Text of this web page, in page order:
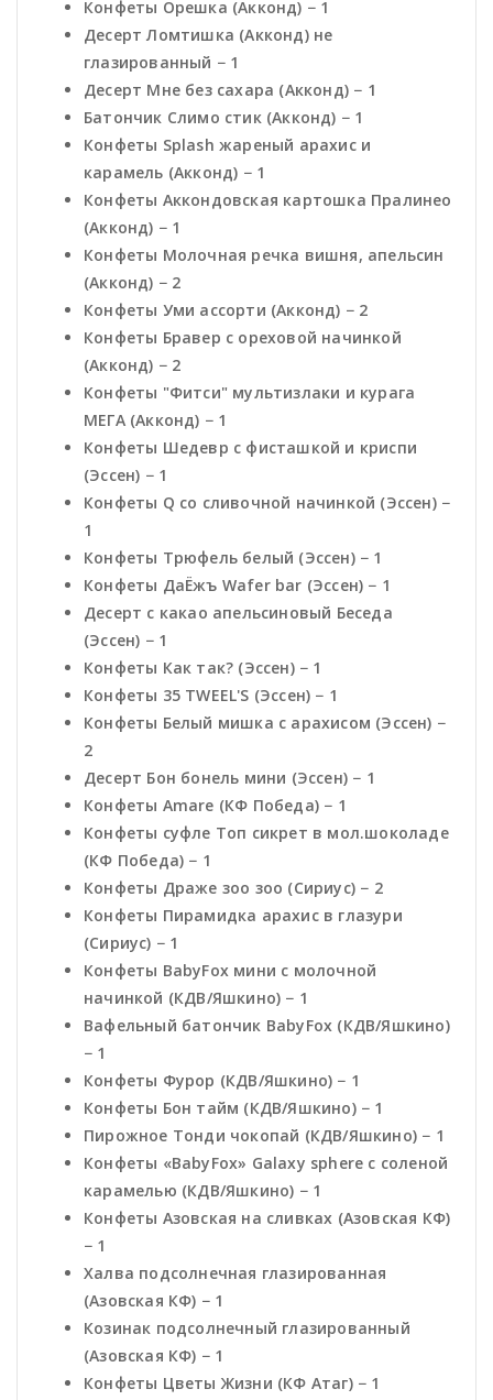
Конфеты Орешка (Акконд) − 1
Десерт Ломтишка (Акконд) не
глазированный − 1
Десерт Мне без сахара (Акконд) − 1
Батончик Слимо стик (Акконд) − 1
Конфеты Splash жареный арахис и
карамель (Акконд) − 1
Конфеты Аккондовская картошка Пралинео
(Акконд) − 1
Конфеты Молочная речка вишня, апельсин
(Акконд) − 2
Конфеты Уми ассорти (Акконд) − 2
Конфеты Бравер с ореховой начинкой
(Акконд) − 2
Конфеты "Фитси" мультизлаки и курага
МЕГА (Акконд) − 1
Конфеты Шедевр с фисташкой и криспи
(Эссен) − 1
Конфеты Q со сливочной начинкой (Эссен) −
1
Конфеты Трюфель белый (Эссен) − 1
Конфеты ДаЁжъ Wafer bar (Эссен) − 1
Десерт с какао апельсиновый Беседа
(Эссен) − 1
Конфеты Как так? (Эссен) − 1
Конфеты 35 TWEEL'S (Эссен) − 1
Конфеты Белый мишка с арахисом (Эссен) −
2
Десерт Бон бонель мини (Эссен) − 1
Конфеты Amare (КФ Победа) − 1
Конфеты суфле Топ сикрет в мол.шоколаде
(КФ Победа) − 1
Конфеты Драже зоо зоо (Сириус) − 2
Конфеты Пирамидка арахис в глазури
(Сириус) − 1
Конфеты BabyFox мини с молочной
начинкой (КДВ/Яшкино) − 1
Вафельный батончик BabyFox (КДВ/Яшкино)
− 1
Конфеты Фурор (КДВ/Яшкино) − 1
Конфеты Бон тайм (КДВ/Яшкино) − 1
Пирожное Тонди чокопай (КДВ/Яшкино) − 1
Конфеты «BabyFox» Galaxy sphere с соленой
карамелью (КДВ/Яшкино) − 1
Конфеты Азовская на сливках (Азовская КФ)
− 1
Халва подсолнечная глазированная
(Азовская КФ) − 1
Козинак подсолнечный глазированный
(Азовская КФ) − 1
Конфеты Цветы Жизни (КФ Атаг) − 1